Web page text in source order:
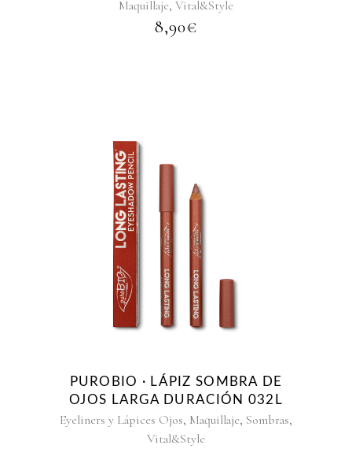
Maquillaje, Vital&Style
8,90€
PUROBIO · LÁPIZ SOMBRA DE
OJOS LARGA DURACIÓN 032L
Eyeliners y Lápices Ojos, Maquillaje, Sombras,
Vital&Style